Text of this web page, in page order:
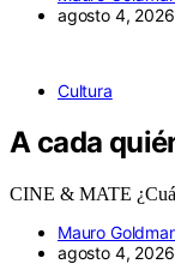
agosto 4, 2026
Cultura
A cada
CINE & MATE
Mauro
agosto 4, 2026